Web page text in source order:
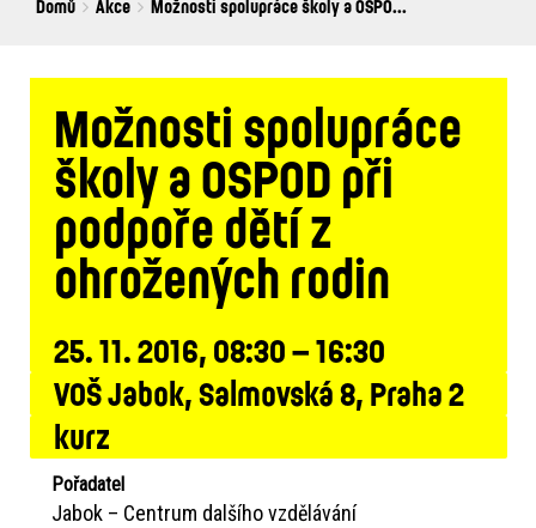
Breadcrumbs
You
Domů Akce Možnosti spolupráce školy a OSPO...
Možnosti spolupráce
školy a OSPOD při
podpoře dětí z
ohrožených rodin
25. 11. 2016, 08:30 – 16:30
VOŠ Jabok, Salmovská 8, Praha 2
kurz
Pořadatel
Jabok – Centrum dalšího vzdělávání